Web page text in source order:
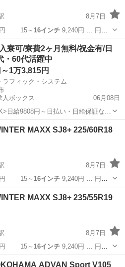
8月7日
円 15～ 16インチ9,240円 … 円
】 15～16インチ11,880円… ■組
タイヤ、ホイール タイヤ
寮可/寮費2ヶ月無料/祝金有/日
・60代活躍中
1万3,815円
ラフィック・システム
人ボックス
06月08日
日給9808円～日払い・日給保証など
万円有 <募集情報> 時間・お金の心配
料 ・入社祝い金4.5万円 ・日払いOK
MAXX SJ8+ 225/60R18
8月7日
円 15～ 16インチ9,240円 … 円
】 15～16インチ11,880円… ■組
MAXX SJ8+ 235/55R19
8月7日
円 15～ 16インチ9,240円 … 円
】 15～16インチ11,880円… ■組
タイヤ、ホイール タイヤ
ADVAN Sport V105